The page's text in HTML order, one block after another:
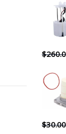
$
$